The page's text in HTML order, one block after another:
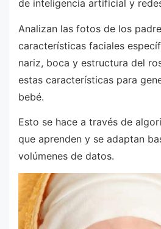
de inteligencia artificial y
Analizan las fotos de los
características faciales
nariz, boca y estructura del
estas características para
bebé.
Esto se hace a través de
que aprenden y se adaptan
volúmenes de datos.